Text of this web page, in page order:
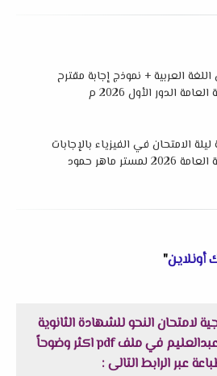
اللغة العربية + نموذج إجابة مقترح
الدور الأول 2026 م
ليلة الامتحان في الفيزياء بالإجابات
لمستر ماهر حمود
أونلاين"
لامتحان النحو للشهادة الثانوية
2022 للاستاذ محمد عبدالعليم في ملف pdf اكثر وضوحاً
عبر الرابط التالى :